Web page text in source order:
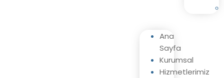
Ana
Sayfa
Kurumsal
Hizmetlerimiz